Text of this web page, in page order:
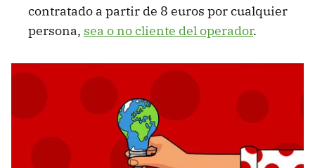
contratado a partir de 8 euros por cualquier
persona, sea o no cliente del operador.